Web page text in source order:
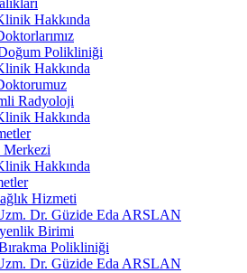
Hakkında
Polikliniği
Hakkında
Radyoloji
Hakkında
Hakkında
Hizmeti
Dr. Güzide Eda ARSLAN
Birimi
Polikliniği
Dr. Güzide Eda ARSLAN